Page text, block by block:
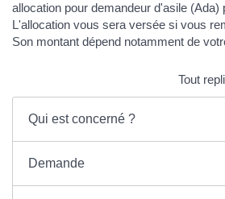
allocation pour demandeur d'asile (Ada)
L'allocation vous sera versée si vous
Son montant dépend notamment de
Tout
Qui est concerné ?
Demande